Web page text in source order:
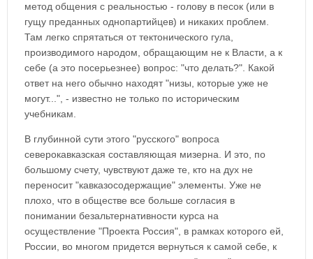
метод общения с реальностью - голову в песок (или в
гущу преданных однопартийцев) и никаких проблем.
Там легко спрятаться от тектонического гула,
производимого народом, обращающим не к Власти, а к
себе (а это посерьезнее) вопрос: "что делать?". Какой
ответ на него обычно находят "низы, которые уже не
могут...", - известно не только по историческим
учебникам.
В глубинной сути этого "русского" вопроса
северокавказская составляющая мизерна. И это, по
большому счету, чувствуют даже те, кто на дух не
переносит "кавказосодержащие" элементы. Уже не
плохо, что в обществе все больше согласия в
понимании безальтернативности курса на
осуществление "Проекта Россия", в рамках которого ей,
России, во многом придется вернуться к самой себе, к